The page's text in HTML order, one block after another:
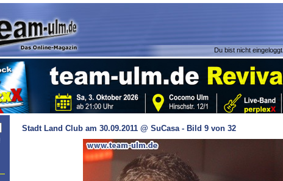
Du bist nicht eingeloggt.
Stadt Land Club am 30.09.2011 @ SuCasa - Bild 9 von 32